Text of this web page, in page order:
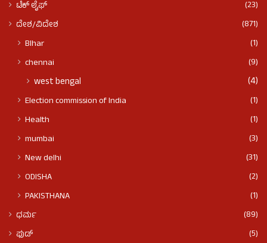
ಟೆಕ್ ಲೈಫ್
(23)
ದೇಶ/ವಿದೇಶ
(871)
BIhar
(1)
chennai
(9)
west bengal (4)
Election commission of India
(1)
Health
(1)
mumbai
(3)
New delhi
(31)
ODISHA
(2)
PAKISTHANA
(1)
ಧರ್ಮ
(89)
ಫುಡ್​​
(5)